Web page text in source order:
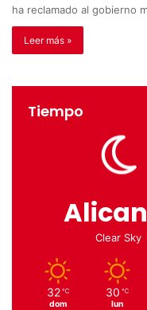
ha reclamado al gobierno
Leer más »
Tiempo
Clear Sky
32 ℃
dom
30 ℃
lun